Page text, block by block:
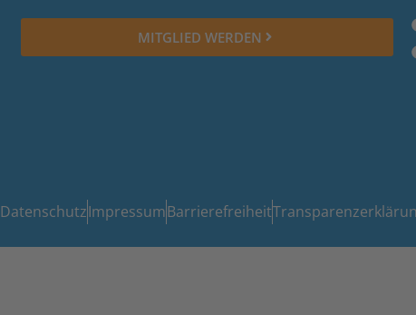
MITGLIED WERDEN
DatenschutzImpressumBarrierefreiheit